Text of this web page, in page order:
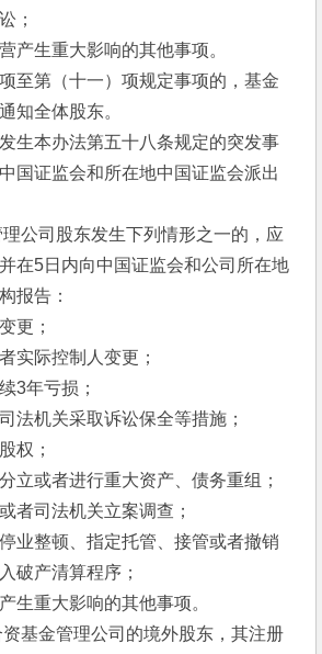
；
产生重大影响的其他事项。
至第（十一）项规定事项的，基金
知全体股东。
本办法第五十八条规定的突发事
国证监会和所在地中国证监会派出
公司股东发生下列情形之一的，应
在5日内向中国证监会和公司所在地
报告：
更；
实际控制人变更；
3年亏损；
法机关采取诉讼保全等措施；
权；
立或者进行重大资产、债务重组；
者司法机关立案调查；
业整顿、指定托管、接管或者撤销
破产清算程序；
产生重大影响的其他事项。
基金管理公司的境外股东，其注册